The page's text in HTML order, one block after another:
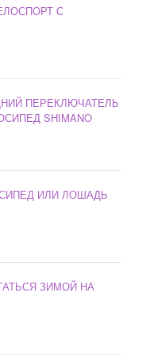
С
ПЕРЕКЛЮЧАТЕЛЬ
SHIMANO
ИЛИ ЛОШАДЬ
ЗИМОЙ НА